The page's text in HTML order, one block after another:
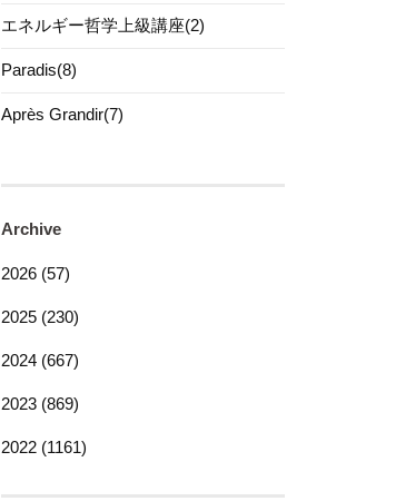
エネルギー哲学上級講座(2)
Paradis(8)
Après Grandir(7)
Archive
2026 (57)
2025 (230)
2024 (667)
2023 (869)
2022 (1161)